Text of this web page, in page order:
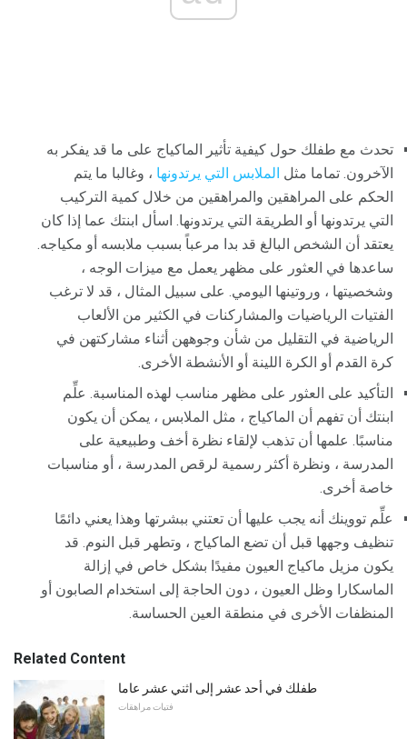
تحدث مع طفلك حول كيفية تأثير الماكياج على ما قد يفكر به
الآخرون. تماما مثل الملابس التي يرتدونها ، وغالبا ما يتم
الحكم على المراهقين والمراهقين من خلال كمية التركيب
التي يرتدونها أو الطريقة التي يرتدونها. اسأل ابنتك عما إذا كان
يعتقد أن الشخص البالغ قد بدا مرعباً بسبب ملابسه أو مكياجه.
ساعدها في العثور على مظهر يعمل مع ميزات الوجه ،
وشخصيتها ، وروتينها اليومي. على سبيل المثال ، قد لا ترغب
الفتيات الرياضيات والمشاركنات في الكثير من الألعاب
الرياضية في التقليل من شأن وجوههن أثناء مشاركتهن في
كرة القدم أو الكرة اللينة أو الأنشطة الأخرى.
التأكيد على العثور على مظهر مناسب لهذه المناسبة. علِّم
ابنتك أن تفهم أن الماكياج ، مثل الملابس ، يمكن أن يكون
مناسبًا. علمها أن تذهب لإلقاء نظرة أخف وطبيعية على
المدرسة ، ونظرة أكثر رسمية لرقص المدرسة ، أو مناسبات
خاصة أخرى.
علِّم تووينك أنه يجب عليها أن تعتني ببشرتها وهذا يعني دائمًا
تنظيف وجهها قبل أن تضع الماكياج ، وتطهر قبل النوم. قد
يكون مزيل ماكياج العيون مفيدًا بشكل خاص في إزالة
الماسكارا وظل العيون ، دون الحاجة إلى استخدام الصابون أو
المنظفات الأخرى في منطقة العين الحساسة.
Related Content
طفلك في أحد عشر إلى اثني عشر عاما
فتيات مراهقات